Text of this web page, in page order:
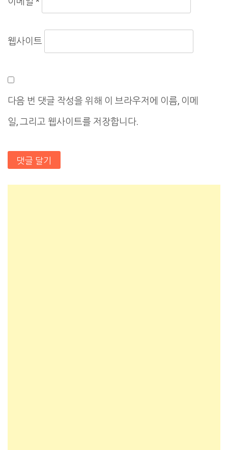
웹사이트
다음 번 댓글 작성을 위해 이 브라우저에 이름, 이메
일, 그리고 웹사이트를 저장합니다.